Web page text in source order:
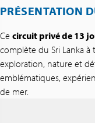
PRÉSENTATION
Ce circuit privé de 13
complète du Sri Lanka
exploration, nature et
emblématiques,
de mer.